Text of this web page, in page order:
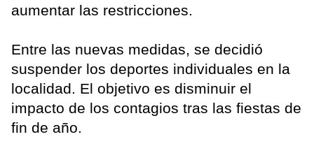
aumentar las restricciones.
Entre las nuevas medidas, se decidió
suspender los deportes individuales en la
localidad. El objetivo es disminuir el
impacto de los contagios tras las fiestas de
fin de año.